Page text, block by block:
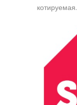
котируемая.